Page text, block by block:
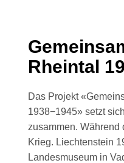
Rheintal
Das Projekt
1938−1945» setzt
zusammen. Während
Krieg. Liechtenstein
Landesmuseum in